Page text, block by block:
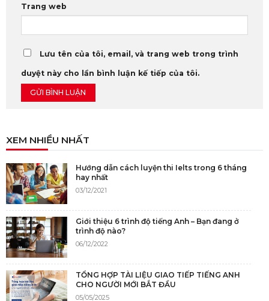
Trang web
Lưu tên của tôi, email, và trang web trong trình
duyệt này cho lần bình luận kế tiếp của tôi.
XEM NHIỀU NHẤT
Hướng dẫn cách luyện thi Ielts trong 6 tháng
hay nhất
03/12/2021
Giới thiệu 6 trình độ tiếng Anh – Bạn đang ở
trình độ nào?
06/12/2022
TỔNG HỢP TÀI LIỆU GIAO TIẾP TIẾNG ANH
CHO NGƯỜI MỚI BẮT ĐẦU
05/05/2025